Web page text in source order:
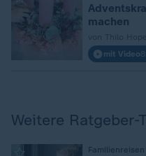
machen
mit Video
Weitere Ratgeber-